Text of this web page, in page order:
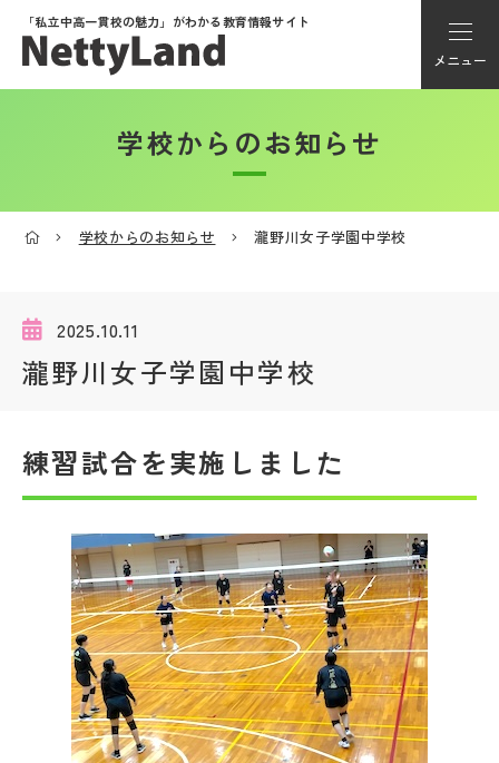
「私立中高一貫校の魅力」がわかる教育情報サイト
メニュー
アカウント登録
学校選び
私学探検隊
帰国生受験情報
説明会・イベント情報
よみもの
学校からのお知らせ
学校からのお知らせ
学校からのお知らせ 瀧野川女子学園中学校
2025.10.11
瀧野川女子学園中学校
練習試合を実施しました